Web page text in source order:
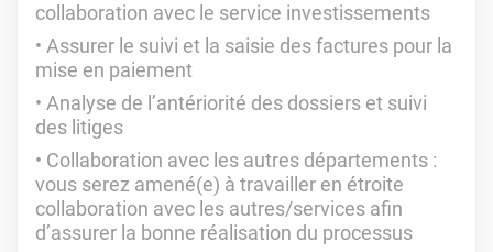
collaboration avec le service investissements
Assurer le suivi et la saisie des factures pour la
mise en paiement
Analyse de l’antériorité des dossiers et suivi
des litiges
Collaboration avec les autres départements :
vous serez amené(e) à travailler en étroite
collaboration avec les autres/services afin
d’assurer la bonne réalisation du processus